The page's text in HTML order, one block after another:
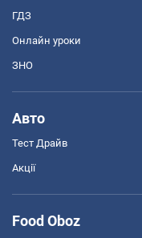
ГДЗ
Онлайн уроки
ЗНО
Авто
Тест Драйв
Акції
Food Oboz